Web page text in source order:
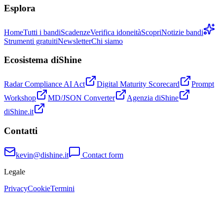
Esplora
HomeTutti i bandiScadenzeVerifica idoneitàScopriNotizie bandi
Strumenti gratuitiNewsletterChi siamo
Ecosistema diShine
Radar Compliance AI Act Digital Maturity Scorecard
Prompt
Workshop
MD/JSON Converter
Agenzia diShine
diShine.it
Contatti
kevin@dishine.it
Contact form
Legale
PrivacyCookieTermini